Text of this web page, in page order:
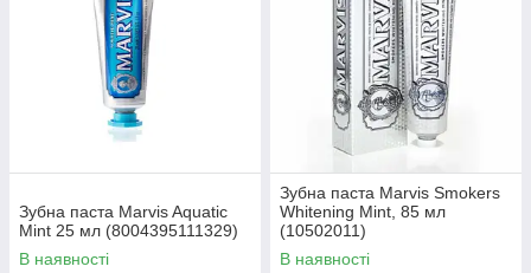
Зубна паста Marvis Aquatic
Mint 25 мл (8004395111329)
В наявності
Зубна паста Marvis Smokers
Whitening Mint, 85 мл
(10502011)
В наявності